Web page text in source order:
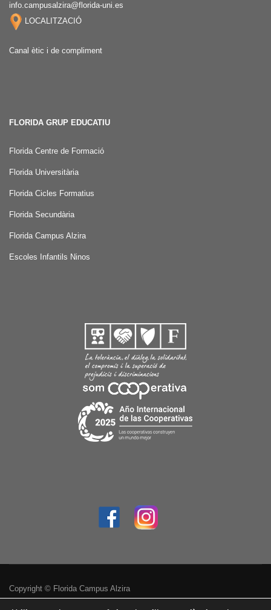
info.campusalzira@florida-uni.es
LOCALITZACIÓ
Canal ètic i de compliment
FLORIDA GRUP EDUCATIU
Florida Centre de Formació
Florida Universitària
Florida Cicles Formatius
Florida Secundària
Florida Campus Alzira
Escoles Infantils Ninos
Copyright © Florida Campus Alzira